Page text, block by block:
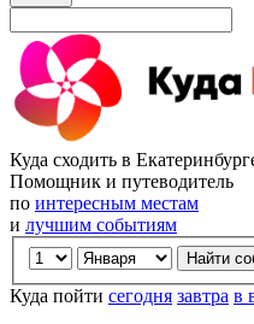
Куда сходить в
Помощник и путеводитель
по интересным местам
и лучшим событиям
Куда пойти сегодня завтра в